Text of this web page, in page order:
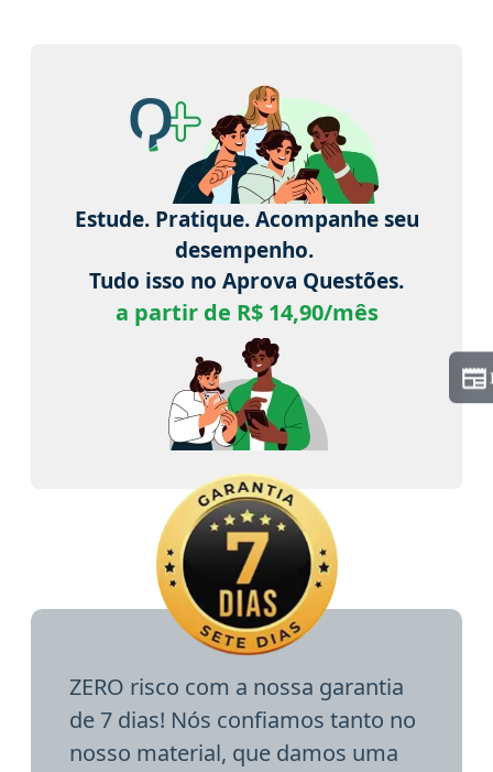
Estude. Pratique. Acompanhe seu
desempenho.
Tudo isso no Aprova Questões.
a partir de R$ 14,90/mês
ZERO risco com a nossa garantia
de 7 dias! Nós confiamos tanto no
nosso material, que damos uma